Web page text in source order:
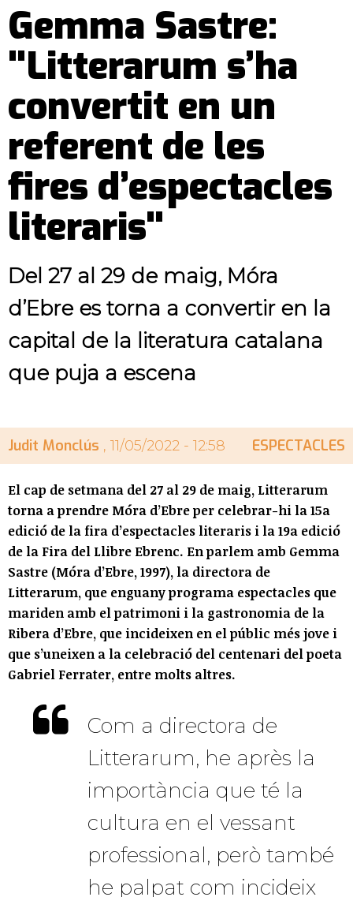
Gemma Sastre:
"Litterarum s’ha
convertit en un
referent de les
fires d’espectacles
literaris"
Del 27 al 29 de maig, Móra
d’Ebre es torna a convertir en la
capital de la literatura catalana
que puja a escena
Judit Monclús , 11/05/2022 - 12:58 ESPECTACLES
El cap de setmana del 27 al 29 de maig, Litterarum
torna a prendre Móra d’Ebre per celebrar-hi la 15a
edició de la fira d’espectacles literaris i la 19a edició
de la Fira del Llibre Ebrenc. En parlem amb Gemma
Sastre (Móra d’Ebre, 1997), la directora de
Litterarum, que enguany programa espectacles que
mariden amb el patrimoni i la gastronomia de la
Ribera d’Ebre, que incideixen en el públic més jove i
que s’uneixen a la celebració del centenari del poeta
Gabriel Ferrater, entre molts altres.
Com a directora de
Litterarum, he après la
importància que té la
cultura en el vessant
professional, però també
he palpat com incideix